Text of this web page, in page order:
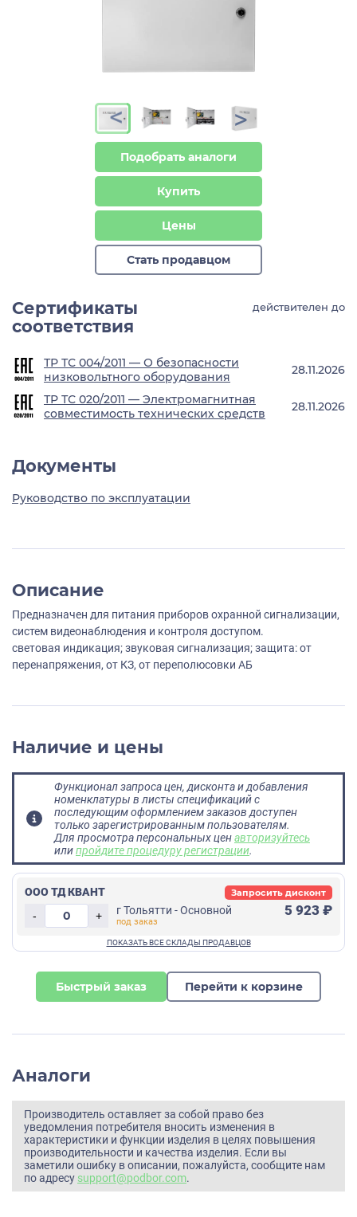
> >
Подобрать аналоги
Купить
Цены
Стать продавцом
Сертификаты
соответствия
действителен до
ТР ТС 004/2011 — О безопасности
низковольтного оборудования
28.11.2026
ТР ТС 020/2011 — Электромагнитная
совместимость технических средств
28.11.2026
Документы
Руководство по эксплуатации
Описание
Предназначен для питания приборов охранной сигнализации,
систем видеонаблюдения и контроля доступом.
световая индикация; звуковая сигнализация; защита: от
перенапряжения, от КЗ, от переполюсовки АБ
Наличие и цены
Функционал запроса цен, дисконта и добавления
номенклатуры в листы спецификаций с
последующим оформлением заказов доступен
только зарегистрированным пользователям.
Для просмотра персональных ценавторизуйтесь
илипройдите процедуру регистрации.
ООО ТД КВАНТ
-
+ г Тольятти - Основной 5 923 ₽
Запросить дисконт
Быстрый заказ Перейти к корзине
Аналоги
Производитель оставляет за собой право без
уведомления потребителя вносить изменения в
характеристики и функции изделия в целях повышения
производительности и качества изделия. Если вы
заметили ошибку в описании, пожалуйста, сообщите нам
по адресу support@podbor.com.